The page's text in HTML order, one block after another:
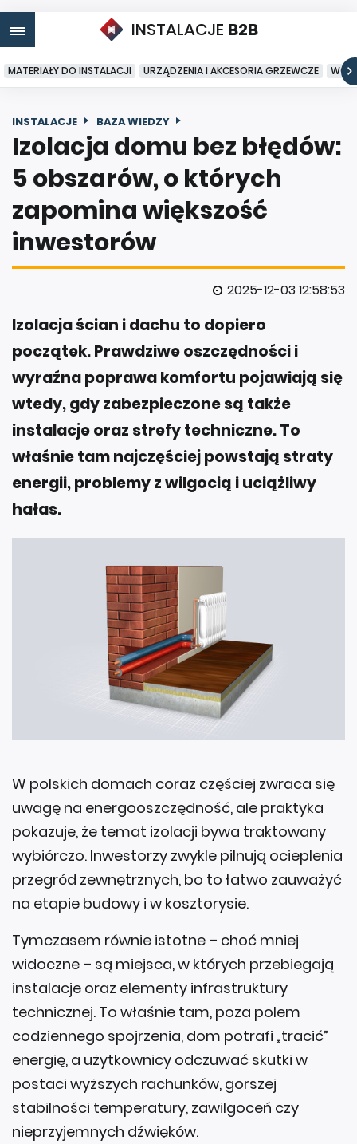
INSTALACJE B2B
MATERIAŁY DO INSTALACJI URZĄDZENIA I AKCESORIA GRZEWCZE
INSTALACJE BAZA WIEDZY
Izolacja domu bez błędów:
5 obszarów, o których
zapomina większość
inwestorów
2025-12-03 12:58:53
Izolacja ścian i dachu to dopiero
początek. Prawdziwe oszczędności i
wyraźna poprawa komfortu pojawiają się
wtedy, gdy zabezpieczone są także
instalacje oraz strefy techniczne. To
właśnie tam najczęściej powstają straty
energii, problemy z wilgocią i uciążliwy
hałas.
W polskich domach coraz częściej zwraca się
uwagę na energooszczędność, ale praktyka
pokazuje, że temat izolacji bywa traktowany
wybiórczo. Inwestorzy zwykle pilnują ocieplenia
przegród zewnętrznych, bo to łatwo zauważyć
na etapie budowy i w kosztorysie.
Tymczasem równie istotne – choć mniej
widoczne – są miejsca, w których przebiegają
instalacje oraz elementy infrastruktury
technicznej. To właśnie tam, poza polem
codziennego spojrzenia, dom potrafi „tracić”
energię, a użytkownicy odczuwać skutki w
postaci wyższych rachunków, gorszej
stabilności temperatury, zawilgoceń czy
nieprzyjemnych dźwięków.